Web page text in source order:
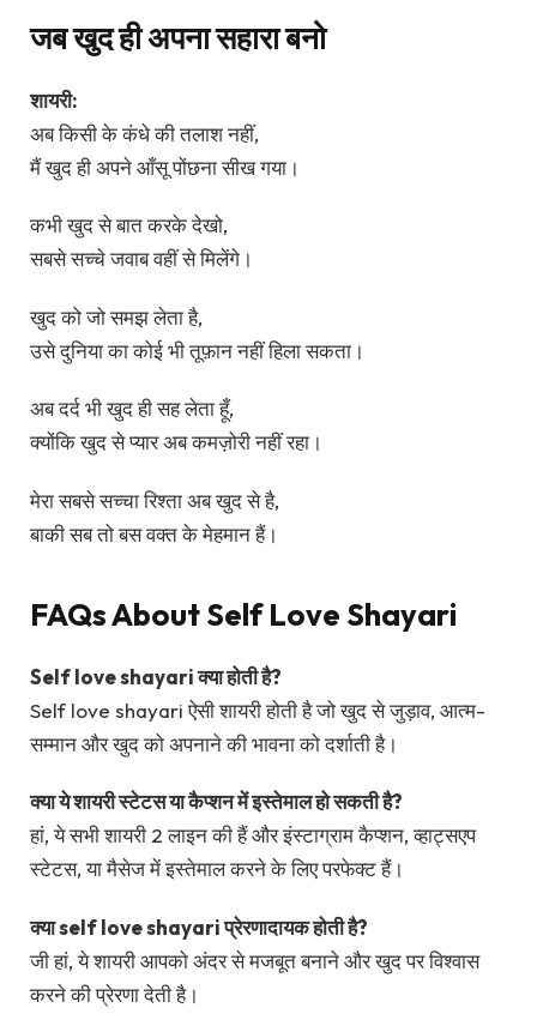
जब खुद ही अपना सहारा बनो
शायरी:
अब किसी के कंधे की तलाश नहीं,
मैं खुद ही अपने आँसू पोंछना सीख गया।
कभी खुद से बात करके देखो,
सबसे सच्चे जवाब वहीं से मिलेंगे।
खुद को जो समझ लेता है,
उसे दुनिया का कोई भी तूफ़ान नहीं हिला सकता।
अब दर्द भी खुद ही सह लेता हूँ,
क्योंकि खुद से प्यार अब कमज़ोरी नहीं रहा।
मेरा सबसे सच्चा रिश्ता अब खुद से है,
बाकी सब तो बस वक्त के मेहमान हैं।
FAQs About Self Love Shayari
Self love shayari क्या होती है?
Self love shayari ऐसी शायरी होती है जो खुद से जुड़ाव, आत्म-
सम्मान और खुद को अपनाने की भावना को दर्शाती है।
क्या ये शायरी स्टेटस या कैप्शन में इस्तेमाल हो सकती है?
हां, ये सभी शायरी 2 लाइन की हैं और इंस्टाग्राम कैप्शन, व्हाट्सएप
स्टेटस, या मैसेज में इस्तेमाल करने के लिए परफेक्ट हैं।
क्या self love shayari प्रेरणादायक होती है?
जी हां, ये शायरी आपको अंदर से मजबूत बनाने और खुद पर विश्वास
करने की प्रेरणा देती है।